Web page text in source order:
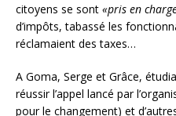
citoyens se sont «pris en
d’impôts, tabassé les
réclamaient des taxes…
A Goma, Serge et Grâce,
réussir l’appel lancé par
pour le changement) et